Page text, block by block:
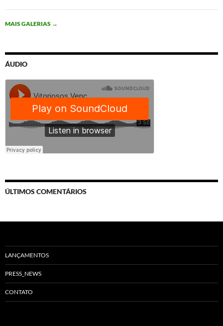
MAIS GALERIAS →
ÁUDIO
ÚLTIMOS COMENTÁRIOS
LANÇAMENTOS
PRESS_NEWS
CONTATO